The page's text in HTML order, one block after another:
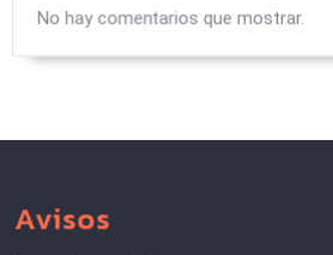
No hay comentarios que mostrar.
Avisos